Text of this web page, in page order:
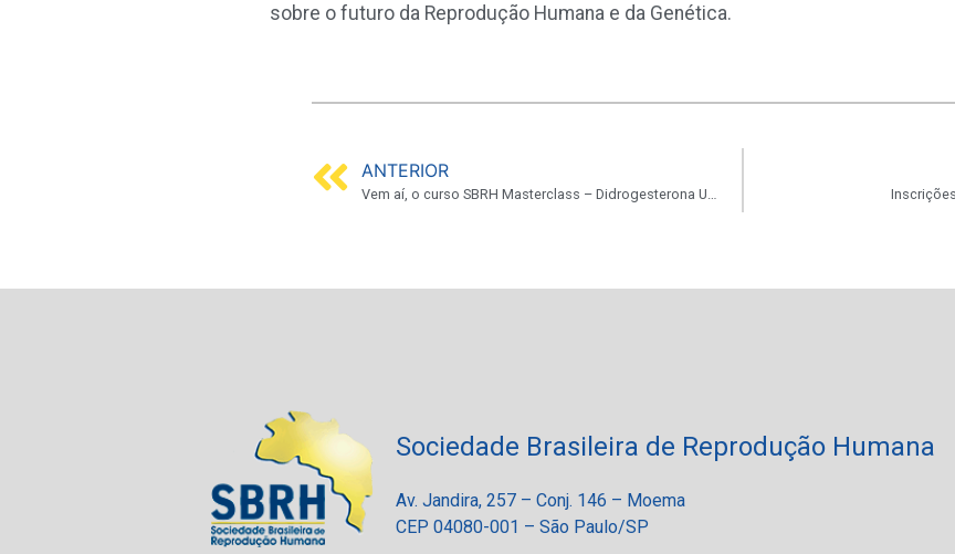
sobre o futuro da Reprodução Humana e da Genética.
ANTERIOR
Sociedade Brasileira de Reprodução Humana
Av. Jandira, 257 – Conj. 146 – Moema
CEP 04080-001 – São Paulo/SP